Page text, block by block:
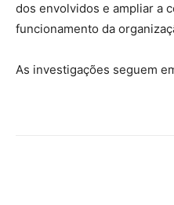
dos envolvidos e ampliar a
funcionamento da
As investigações seguem